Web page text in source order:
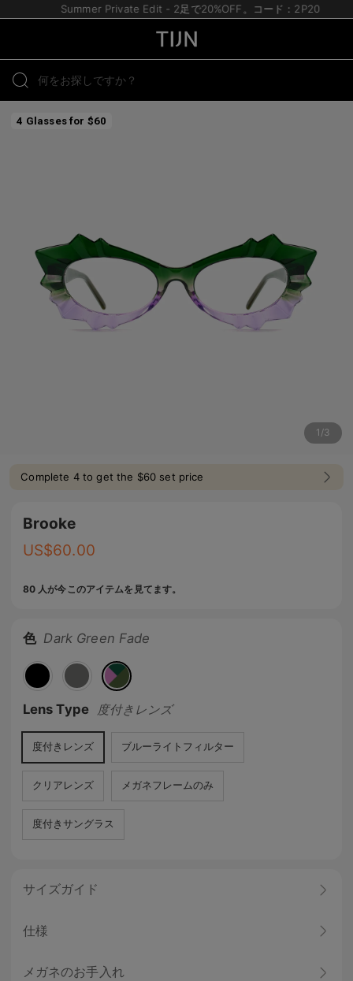
Summer Private Edit - 2足で20%OFF。コード：2P20
4 Glasses for $60
1 /3
Complete 4 to get the $60 set price
Brooke
US$60.00
80 人が今このアイテムを見てます。
色 Dark Green Fade
Lens Type 度付きレンズ
度付きレンズ ブルーライトフィルター
クリアレンズ メガネフレームのみ
度付きサングラス
サイズガイド
仕様
メガネのお手入れ